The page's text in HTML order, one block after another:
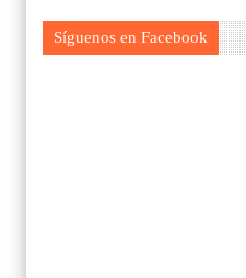
Síguenos en Facebook